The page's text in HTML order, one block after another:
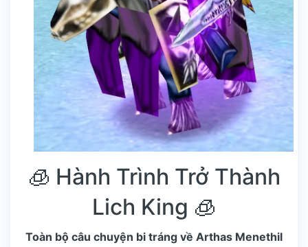
🧊 Hành Trình Trở Thành
Lich King 🧊
Toàn bộ câu chuyện bi tráng về Arthas Menethil